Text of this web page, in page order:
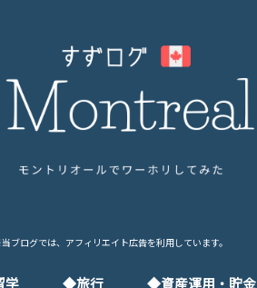
ブログでは、アフィリエイト広告を利用しています。
学 ◆旅行 ◆資産運用・貯金